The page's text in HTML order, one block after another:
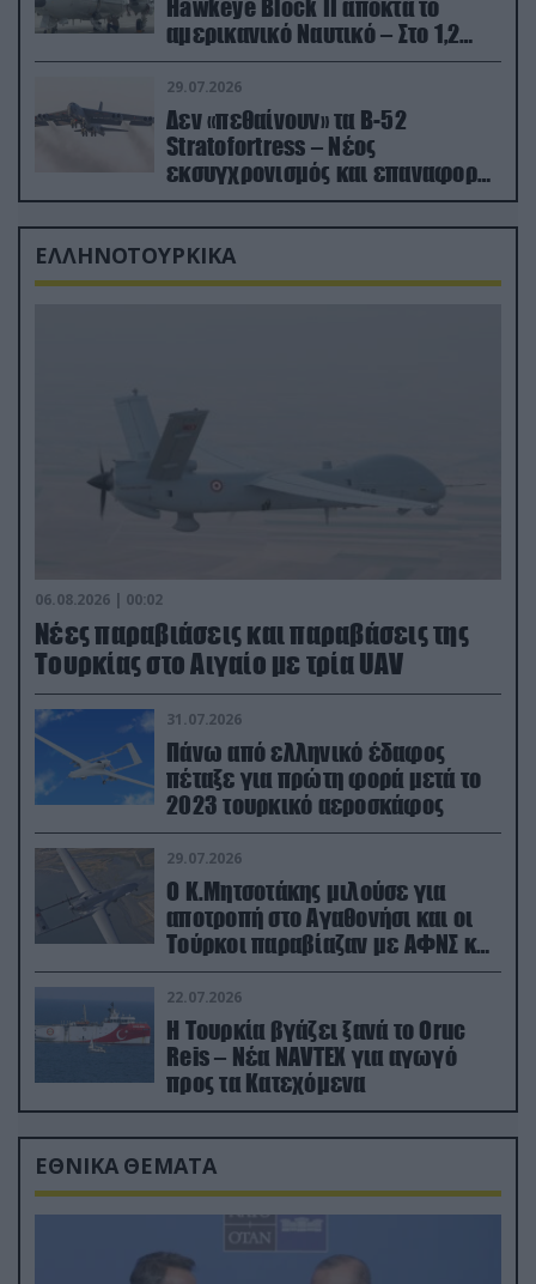
Hawkeye Block II αποκτά το
αμερικανικό Ναυτικό – Στο 1,2
δισ.δολάρια το κόστος
29.07.2026
Δεν «πεθαίνουν» τα Β-52
Stratofortress – Νέος
εκσυγχρονισμός και επαναφορά
από τα «νεκροταφεία»
ΕΛΛΗΝΟΤΟΥΡΚΙΚΑ
06.08.2026 | 00:02
Νέες παραβιάσεις και παραβάσεις της
Τουρκίας στο Αιγαίο με τρία UAV
31.07.2026
Πάνω από ελληνικό έδαφος
πέταξε για πρώτη φορά μετά το
2023 τουρκικό αεροσκάφος
29.07.2026
Ο Κ.Μητσοτάκης μιλούσε για
αποτροπή στο Αγαθονήσι και οι
Τούρκοι παραβίαζαν με ΑΦΝΣ και
drone
22.07.2026
Η Τουρκία βγάζει ξανά το Oruc
Reis – Νέα NAVTEX για αγωγό
προς τα Κατεχόμενα
ΕΘΝΙΚΑ ΘΕΜΑΤΑ